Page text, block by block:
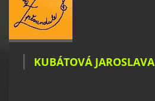
KUBÁTOVÁ JAROSLAVA